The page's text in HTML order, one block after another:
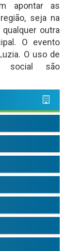
apontar as
seja na
outra
O evento
O uso de
social são